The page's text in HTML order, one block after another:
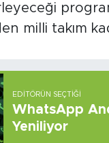
milli takım
EDITÖRÜN SEÇTIĞI
WhatsApp
Yeniliyor